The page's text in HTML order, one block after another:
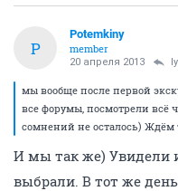
P
Potemkiny
member
20 апреля 2013
мы вообще после первой
все форумы, посмотрели всё
сомнений не осталось) Ждём
И мы так же) Увидели
выбрали. В тот же